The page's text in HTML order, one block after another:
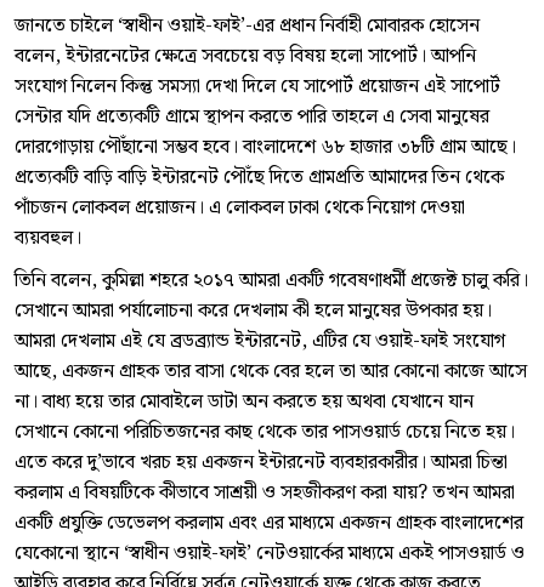
জানতে চাইলে ‘স্বাধীন ওয়াই-ফাই’-এর প্রধান নির্বাহী মোবারক হোসেন
বলেন, ইন্টারনেটের ক্ষেত্রে সবচেয়ে বড় বিষয় হলো সাপোর্ট। আপনি
সংযোগ নিলেন কিন্তু সমস্যা দেখা দিলে যে সাপোর্ট প্রয়োজন এই সাপোর্ট
সেন্টার যদি প্রত্যেকটি গ্রামে স্থাপন করতে পারি তাহলে এ সেবা মানুষের
দোরগোড়ায় পৌঁছানো সম্ভব হবে। বাংলাদেশে ৬৮ হাজার ৩৮টি গ্রাম আছে।
প্রত্যেকটি বাড়ি বাড়ি ইন্টারনেট পৌঁছে দিতে গ্রামপ্রতি আমাদের তিন থেকে
পাঁচজন লোকবল প্রয়োজন। এ লোকবল ঢাকা থেকে নিয়োগ দেওয়া
ব্যয়বহুল।
তিনি বলেন, কুমিল্লা শহরে ২০১৭ আমরা একটি গবেষণাধর্মী প্রজেক্ট চালু করি।
সেখানে আমরা পর্যালোচনা করে দেখলাম কী হলে মানুষের উপকার হয়।
আমরা দেখলাম এই যে ব্রডব্র্যান্ড ইন্টারনেট, এটির যে ওয়াই-ফাই সংযোগ
আছে, একজন গ্রাহক তার বাসা থেকে বের হলে তা আর কোনো কাজে আসে
না। বাধ্য হয়ে তার মোবাইলে ডাটা অন করতে হয় অথবা যেখানে যান
সেখানে কোনো পরিচিতজনের কাছ থেকে তার পাসওয়ার্ড চেয়ে নিতে হয়।
এতে করে দু’ভাবে খরচ হয় একজন ইন্টারনেট ব্যবহারকারীর। আমরা চিন্তা
করলাম এ বিষয়টিকে কীভাবে সাশ্রয়ী ও সহজীকরণ করা যায়? তখন আমরা
একটি প্রযুক্তি ডেভেলপ করলাম এবং এর মাধ্যমে একজন গ্রাহক বাংলাদেশের
যেকোনো স্থানে ‘স্বাধীন ওয়াই-ফাই’ নেটওয়ার্কের মাধ্যমে একই পাসওয়ার্ড ও